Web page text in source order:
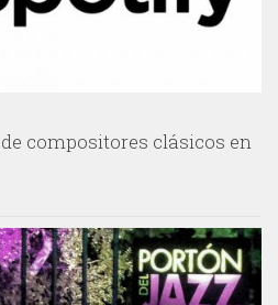
compositores clásicos en